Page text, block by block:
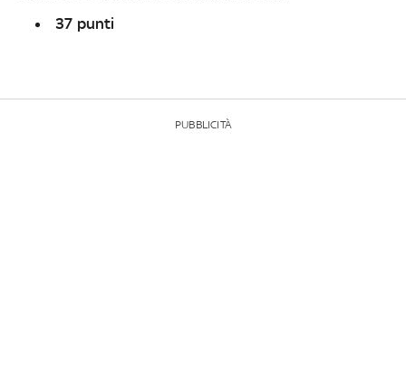
37 punti
PUBBLICITÀ